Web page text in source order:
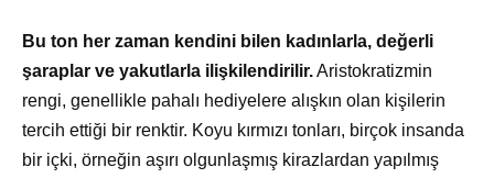
Bu ton her zaman kendini bilen kadınlarla, değerli
şaraplar ve yakutlarla ilişkilendirilir.Aristokratizmin
rengi, genellikle pahalı hediyelere alışkın olan kişilerin
tercih ettiği bir renktir. Koyu kırmızı tonları, birçok insanda
bir içki, örneğin aşırı olgunlaşmış kirazlardan yapılmış